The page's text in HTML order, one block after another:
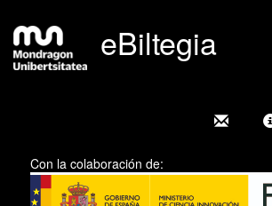
eBiltegia
Con la colaboración de: